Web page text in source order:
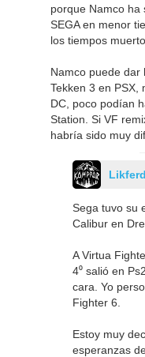
porque Namco ha
SEGA en menor
los tiempos
Namco puede dar
Tekken 3 en PSX,
DC, poco podían
Station. Si VF
habría sido muy
Likferd
Sega tuvo su
Calibur en
A Virtua
4⁰ salió en
cara. Yo
Fighter 6.
Estoy muy
esperanzas